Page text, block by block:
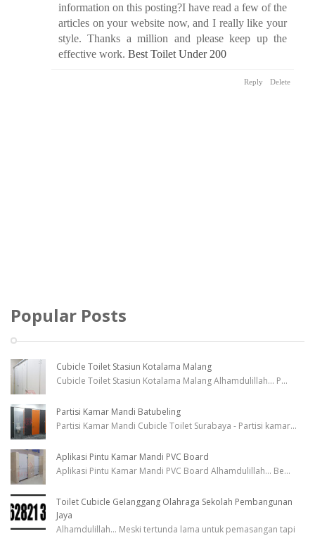
information on this posting?I have read a few of the
articles on your website now, and I really like your
style. Thanks a million and please keep up the
effective work. Best Toilet Under 200
Reply Delete
Popular Posts
Cubicle Toilet Stasiun Kotalama Malang
Cubicle Toilet Stasiun Kotalama Malang Alhamdulillah... P...
Partisi Kamar Mandi Batubeling
Partisi Kamar Mandi Cubicle Toilet Surabaya - Partisi kamar...
Aplikasi Pintu Kamar Mandi PVC Board
Aplikasi Pintu Kamar Mandi PVC Board Alhamdulillah... Be...
Toilet Cubicle Gelanggang Olahraga Sekolah Pembangunan
Jaya
Alhamdulillah... Meski tertunda lama untuk pemasangan tapi